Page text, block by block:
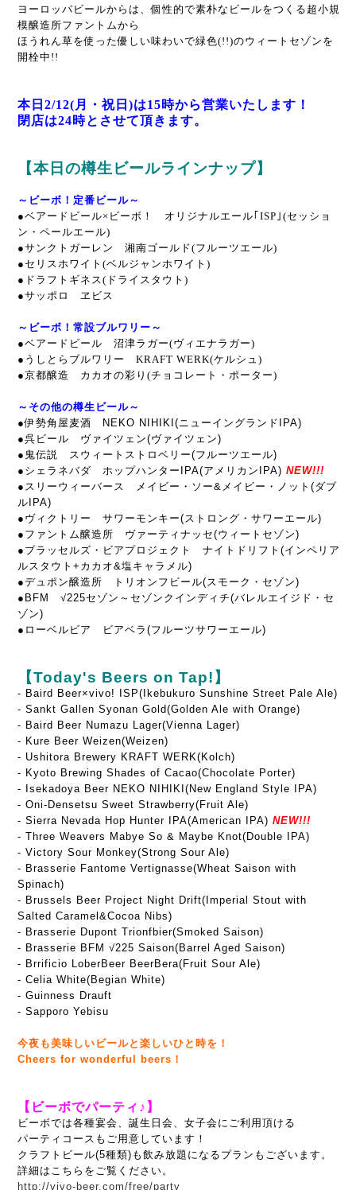
ヨーロッパビールからは、個性的で素朴なビールをつくる超小規
模醸造所ファントムから
ほうれん草を使った優しい味わいで緑色(!!)のウィートセゾンを
開栓中!!
本日2/12(月・祝日)は15時から営業いたします！
閉店は24時とさせて頂きます。
【本日の樽生ビールラインナップ】
～ビーボ！定番ビール～
●ベアードビール×ビーボ！ オリジナルエール｢ISP｣(セッショ
ン・ペールエール)
●サンクトガーレン 湘南ゴールド(フルーツエール)
●セリスホワイト(ベルジャンホワイト)
●ドラフトギネス(ドライスタウト)
●サッポロ ヱビス
～ビーボ！常設ブルワリー～
●ベアードビール 沼津ラガー(ヴィエナラガー)
●うしとらブルワリー KRAFT WERK(ケルシュ)
●京都醸造 カカオの彩り(チョコレート・ポーター)
～その他の樽生ビール～
●伊勢角屋麦酒 NEKO NIHIKI(ニューイングランドIPA)
●呉ビール ヴァイツェン(ヴァイツェン)
●鬼伝説 スウィートストロベリー(フルーツエール)
●シェラネバダ ホップハンターIPA(アメリカンIPA) NEW!!!
●スリーウィーバース メイビー・ソー&メイビー・ノット(ダブ
ルIPA)
●ヴィクトリー サワーモンキー(ストロング・サワーエール)
●ファントム醸造所 ヴァーティナッセ(ウィートセゾン)
●ブラッセルズ・ビアプロジェクト ナイトドリフト(インペリア
ルスタウト+カカオ&塩キャラメル)
●デュポン醸造所 トリオンフビール(スモーク・セゾン)
●BFM √225セゾン～セゾンクインディチ(バレルエイジド・セ
ゾン)
●ローベルビア ビアベラ(フルーツサワーエール)
【Today's Beers on Tap!】
- Baird Beer×vivo! ISP(Ikebukuro Sunshine Street Pale Ale)
- Sankt Gallen Syonan Gold(Golden Ale with Orange)
- Baird Beer Numazu Lager(Vienna Lager)
- Kure Beer Weizen(Weizen)
- Ushitora Brewery KRAFT WERK(Kolch)
- Kyoto Brewing Shades of Cacao(Chocolate Porter)
- Isekadoya Beer NEKO NIHIKI(New England Style IPA)
- Oni-Densetsu Sweet Strawberry(Fruit Ale)
- Sierra Nevada Hop Hunter IPA(American IPA) NEW!!!
- Three Weavers Mabye So & Maybe Knot(Double IPA)
- Victory Sour Monkey(Strong Sour Ale)
- Brasserie Fantome Vertignasse(Wheat Saison with
Spinach)
- Brussels Beer Project Night Drift(Imperial Stout with
Salted Caramel&Cocoa Nibs)
- Brasserie Dupont Trionfbier(Smoked Saison)
- Brasserie BFM √225 Saison(Barrel Aged Saison)
- Brrificio LoberBeer BeerBera(Fruit Sour Ale)
- Celia White(Begian White)
- Guinness Drauft
- Sapporo Yebisu
今夜も美味しいビールと楽しいひと時を！
Cheers for wonderful beers！
【ビーボでパーティ♪】
ビーボでは各種宴会、誕生日会、女子会にご利用頂ける
パーティコースもご用意しています！
クラフトビール(5種類)も飲み放題になるプランもございます。
詳細はこちらをご覧ください。
http://vivo-beer.com/free/party